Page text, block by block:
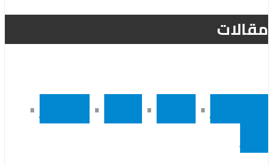
مقالات
•
•
•
•